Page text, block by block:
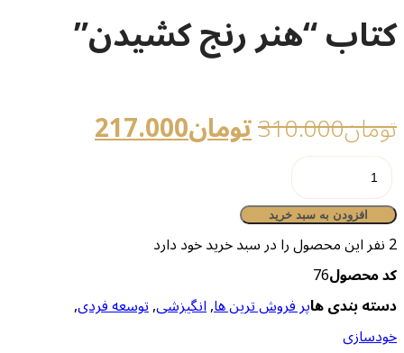
کتاب “هنر رنج کشیدن”
تومان310.000تومان217.000
کتاب
"هنر
رنج
کشیدن"
افزودن به سبد خرید
2نفر این محصول را در سبد خرید خود دارد
کد محصول76
دسته بندی هاپر فروش ترین ها,انگیزشی,توسعه فردی,
خودسازی